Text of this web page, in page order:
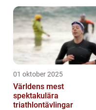
01 oktober 2025
Världens mest
spektakulära
triathlontävlingar